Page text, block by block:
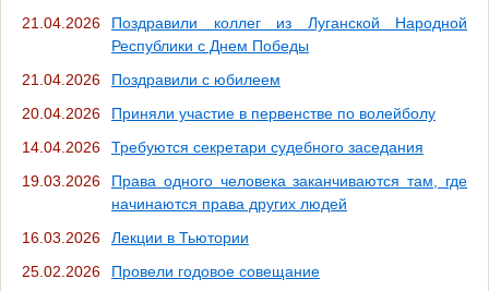
21.04.2026
Поздравили коллег из Луганской Народной
Республики с Днем Победы
21.04.2026
Поздравили с юбилеем
20.04.2026
Приняли участие в первенстве по волейболу
14.04.2026
Требуются секретари судебного заседания
19.03.2026
Права одного человека заканчиваются там, где
начинаются права других людей
16.03.2026
Лекции в Тьютории
25.02.2026
Провели годовое совещание